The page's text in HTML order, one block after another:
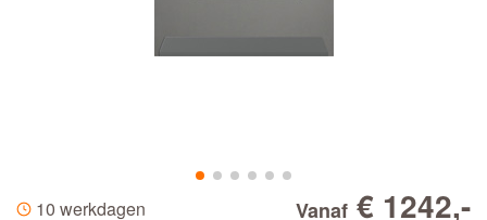
10 werkdagen Vanaf € 1242,-